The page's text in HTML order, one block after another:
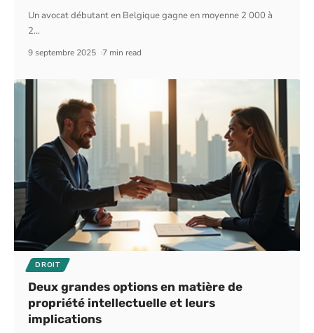
Un avocat débutant en Belgique gagne en moyenne 2 000 à
2…
9 septembre 2025 7 min read
DROIT
Deux grandes options en matière de
propriété intellectuelle et leurs
implications